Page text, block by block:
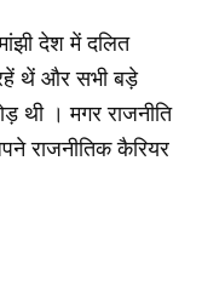
देश में दलित
रहें थें और सभी बड़े
थी । मगर राजनीति
राजनीतिक कैरियर